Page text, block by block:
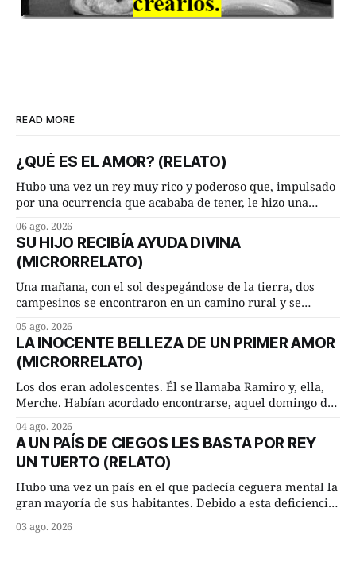
READ MORE
¿QUÉ ES EL AMOR? (RELATO)
Hubo una vez un rey muy rico y poderoso que, impulsado
por una ocurrencia que acababa de tener, le hizo una
Dime, hombre sabio, ¿qué es el amor según tú? Su
consejero, que era muy prudente y astuto le respondió de
inmediato:
06 ago. 2026
SU HIJO RECIBÍA AYUDA DIVINA
(MICRORRELATO)
Una mañana, con el sol despegándose de la tierra, dos
campesinos se encontraron en un camino rural y se
remolachas, Manuel? —quiso saber uno. —Eso acabo de
hacer, Paco. ¿Cómo va ese maíz tuyo? --se interesó el otro.
—De momento mejor
05 ago. 2026
LA INOCENTE BELLEZA DE UN PRIMER AMOR
(MICRORRELATO)
Los dos eran adolescentes. Él se llamaba Ramiro y, ella,
Merche. Habían acordado encontrarse, aquel domingo de
lugar del río que debía este nombre a la pronunciada
curva que la corriente fluvial presentaba en aquel punto.
Habían dispuesto que
04 ago. 2026
A UN PAÍS DE CIEGOS LES BASTA POR REY
UN TUERTO (RELATO)
Hubo una vez un país en el que padecía ceguera mental la
gran mayoría de sus habitantes. Debido a esta deficiencia,
superiores en número a los que no padecían ninguna
03 ago. 2026